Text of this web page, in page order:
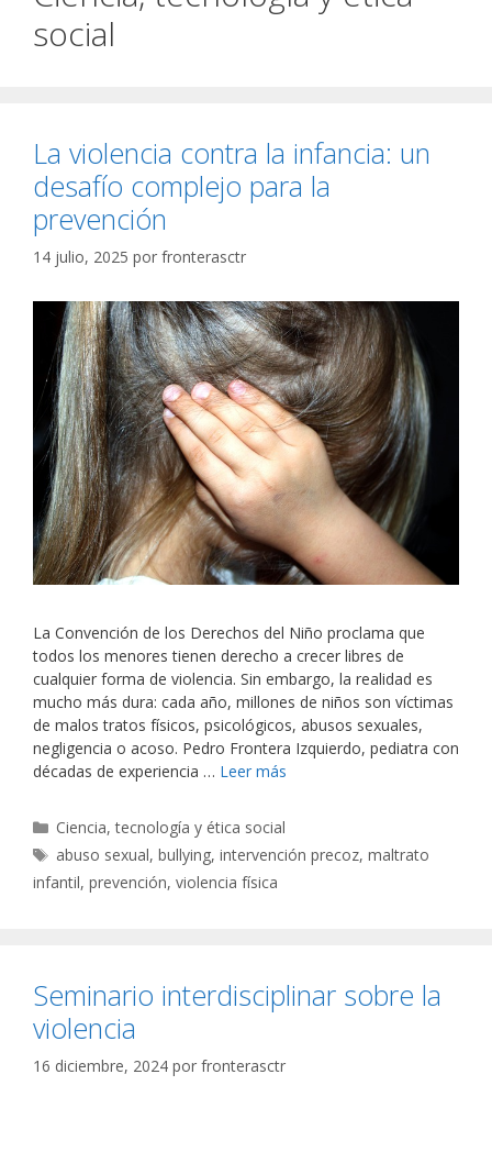
social
La violencia contra la infancia: un
desafío complejo para la
prevención
14 julio, 2025 por fronterasctr
La Convención de los Derechos del Niño proclama que
todos los menores tienen derecho a crecer libres de
cualquier forma de violencia. Sin embargo, la realidad es
mucho más dura: cada año, millones de niños son víctimas
de malos tratos físicos, psicológicos, abusos sexuales,
negligencia o acoso. Pedro Frontera Izquierdo, pediatra con
décadas de experiencia … Leer más
Categorías
Ciencia, tecnología y ética social
Etiquetas
abuso sexual,bullying,intervención precoz,maltrato
infantil, prevención, violencia física
Seminario interdisciplinar sobre la
violencia
16 diciembre, 2024 por fronterasctr